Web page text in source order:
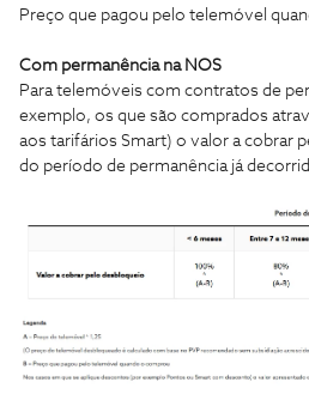
Preço que pagou pelo telemóvel
Com permanência na NOS
Para telemóveis com contratos de
exemplo, os que são comprados
aos tarifários Smart) o valor a cobrar
do período de permanência já